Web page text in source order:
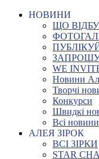
НОВИНИ
ЩО
WE
Новини
Творчі
Конкурси
Швидкі
Всі новини
АЛЕЯ ЗІРОК
ВСІ ЗІРКИ
STAR